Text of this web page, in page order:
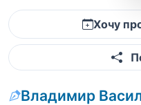
Хочу
Владимир